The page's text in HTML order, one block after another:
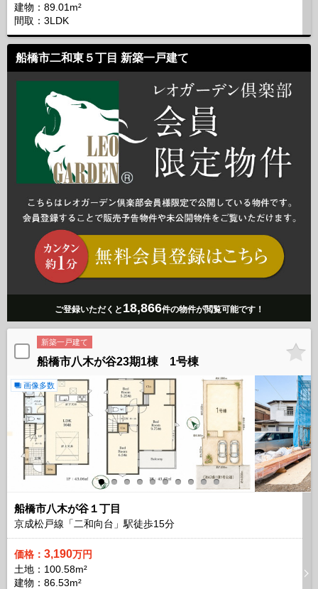
建物：89.01m²
間取：3LDK
船橋市二和東５丁目 新築一戸建て
ご登録いただくと 18,866件の物件が閲覧可能です！
新築一戸建て
船橋市八木が谷23期1棟 1号棟
画像多数
船橋市八木が谷１丁目
京成松戸線「二和向台」駅徒歩15分
価格： 3,190万円
土地：100.58m²
建物：86.53m²